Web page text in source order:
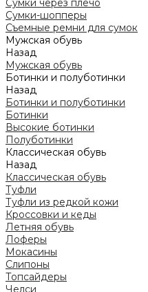
Сумки через плечо
Сумки-шопперы
Съемные ремни для сумок
Мужская обувь
Назад
Мужская обувь
Ботинки и полуботинки
Назад
Ботинки и полуботинки
Ботинки
Высокие ботинки
Полуботинки
Классическая обувь
Назад
Классическая обувь
Туфли
Туфли из редкой кожи
Кроссовки и кеды
Летняя обувь
Лоферы
Мокасины
Слипоны
Топсайдеры
Челси